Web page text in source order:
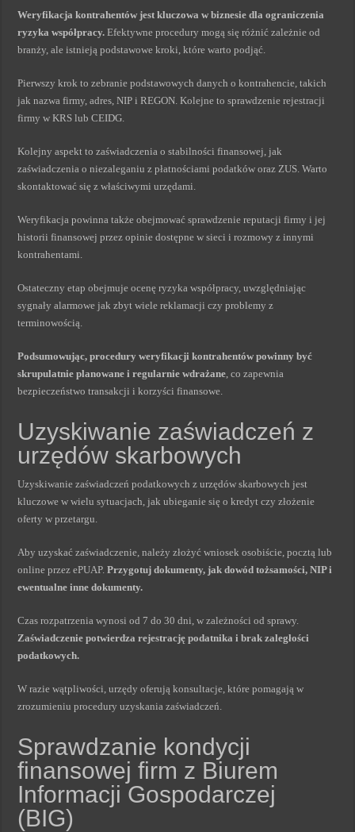
Weryfikacja kontrahentów jest kluczowa w biznesie dla ograniczenia
ryzyka współpracy. Efektywne procedury mogą się różnić zależnie od
branży, ale istnieją podstawowe kroki, które warto podjąć.
Pierwszy krok to zebranie podstawowych danych o kontrahencie, takich
jak nazwa firmy, adres, NIP i REGON. Kolejne to sprawdzenie rejestracji
firmy w KRS lub CEIDG.
Kolejny aspekt to zaświadczenia o stabilności finansowej, jak
zaświadczenia o niezaleganiu z płatnościami podatków oraz ZUS. Warto
skontaktować się z właściwymi urzędami.
Weryfikacja powinna także obejmować sprawdzenie reputacji firmy i jej
historii finansowej przez opinie dostępne w sieci i rozmowy z innymi
kontrahentami.
Ostateczny etap obejmuje ocenę ryzyka współpracy, uwzględniając
sygnały alarmowe jak zbyt wiele reklamacji czy problemy z
terminowością.
Podsumowując, procedury weryfikacji kontrahentów powinny być
skrupulatnie planowane i regularnie wdrażane, co zapewnia
bezpieczeństwo transakcji i korzyści finansowe.
Uzyskiwanie zaświadczeń z
urzędów skarbowych
Uzyskiwanie zaświadczeń podatkowych z urzędów skarbowych jest
kluczowe w wielu sytuacjach, jak ubieganie się o kredyt czy złożenie
oferty w przetargu.
Aby uzyskać zaświadczenie, należy złożyć wniosek osobiście, pocztą lub
online przez ePUAP.Przygotuj dokumenty, jak dowód tożsamości, NIP i
ewentualne inne dokumenty.
Czas rozpatrzenia wynosi od 7 do 30 dni, w zależności od sprawy.
Zaświadczenie potwierdza rejestrację podatnika i brak zaległości
podatkowych.
W razie wątpliwości, urzędy oferują konsultacje, które pomagają w
zrozumieniu procedury uzyskania zaświadczeń.
Sprawdzanie kondycji
finansowej firm z Biurem
Informacji Gospodarczej
(BIG)